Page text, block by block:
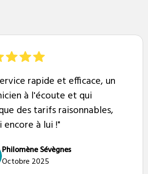
rapide et efficace, un
à l'écoute et qui
des tarifs raisonnables,
encore à lui !"
Philomène Sévègnes
Octobre 2025